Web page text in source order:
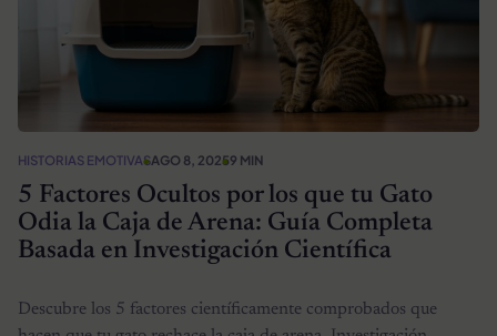
HISTORIAS EMOTIVASAGO 8, 20259 MIN
5 Factores Ocultos por los que tu Gato
Odia la Caja de Arena: Guía Completa
Basada en Investigación Científica
Descubre los 5 factores científicamente comprobados que